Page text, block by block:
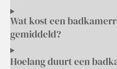
Wat kost een
gemiddeld?
Hoelang duurt een